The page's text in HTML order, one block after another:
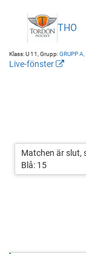
TORDÖN
HOCKEY
ORANGE
vs
Valdemarsviks
Ishall
Valdemarsviks
Ishall
THO
Klass: U 11, Grupp:GRUPP A,
Live-fönster
Matchen är slut,
Blå: 15